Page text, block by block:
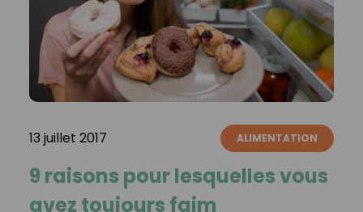
13 juillet 2017 ALIMENTATION
9 raisons pour lesquelles vous
avez toujours faim